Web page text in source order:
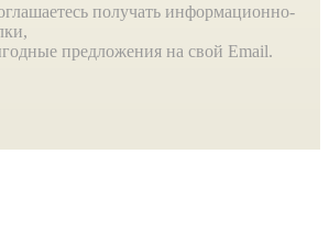
получать информационно-
предложения на свой Email.